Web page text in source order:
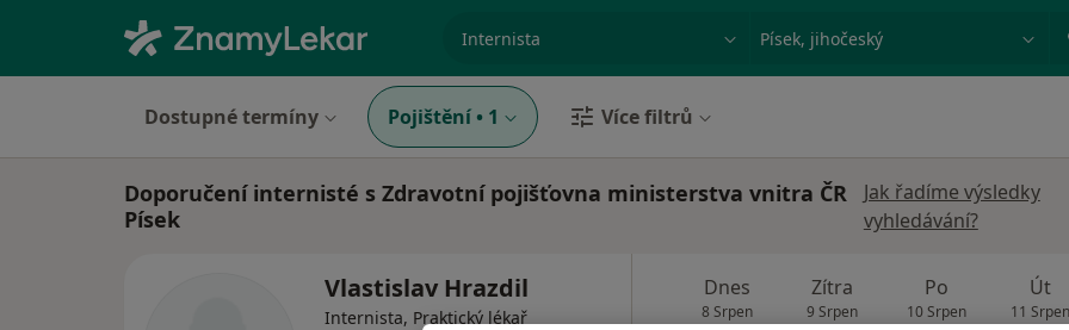
Město nebo region
Dostupné termíny Pojištění • 1 Více filtrů
Doporučení internisté s Zdravotní pojišťovna ministerstva vnitra ČR
Písek
Jak řadíme výsledky
vyhledávání?
Vlastislav Hrazdil
Internista, Praktický lékař
Dnes
8 Srpen
Zítra
9 Srpen
Po
10 Srpen
Út
11 Srpen